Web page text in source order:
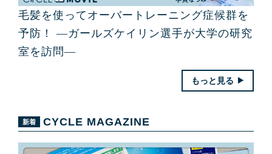
毛髪を使ってオーバートレーニング症候群を
予防！ ―ガールズケイリン選手が大学の研究
室を訪問―
もっと見る
CYCLE MAGAZINE